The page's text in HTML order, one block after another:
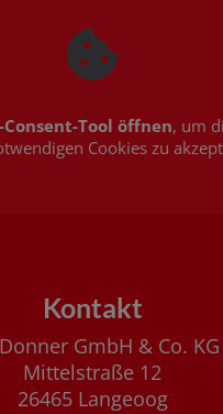
Consent-Tool öffnen, um
Cookies zu
Kontakt
GmbH & Co. KG
Mittelstraße 12
26465 Langeoog